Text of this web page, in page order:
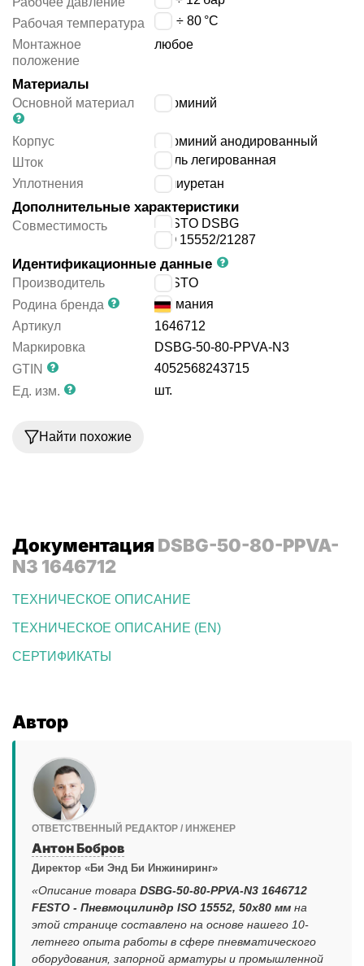
Рабочая температура
-20 ÷ 80 °C
Монтажное
положение
любое
Материалы
Основной материал алюминий
Корпус
алюминий анодированный
Шток
сталь легированная
Уплотнения
полиуретан
Дополнительные характеристики
Совместимость
FESTO DSBG
ISO 15552/21287
Идентификационные данные
Производитель
FESTO
Родина бренда
Германия
Артикул
1646712
Маркировка
DSBG-50-80-PPVA-N3
GTIN
4052568243715
Ед. изм.
шт.
Найти похожие
Документация DSBG-50-80-PPVA-
N3 1646712
ТЕХНИЧЕСКОЕ ОПИСАНИЕ
ТЕХНИЧЕСКОЕ ОПИСАНИЕ (EN)
СЕРТИФИКАТЫ
Автор
ОТВЕТСТВЕННЫЙ РЕДАКТОР / ИНЖЕНЕР
Антон Бобров
Директор «Би Энд Би Инжиниринг»
«Описание товара DSBG-50-80-PPVA-N3 1646712
FESTO - Пневмоцилиндр ISO 15552, 50x80 мм на
этой странице составлено на основе нашего 10-
летнего опыта работы в сфере пневматического
оборудования, запорной арматуры и промышленной